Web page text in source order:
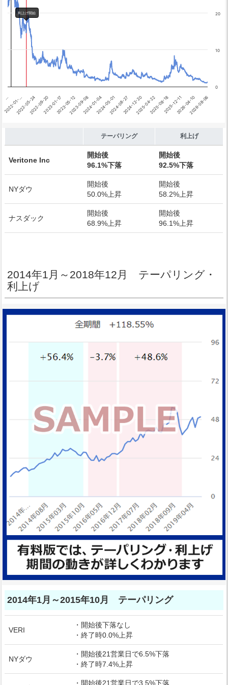
利上げ開始
利上げ開始
…
2022-01-…2022-05-242022-09-202023-01-172023-05-122023-09-082024-01-042024-05-012024-08-272024-12-202025-04-222025-08-182025-12-112026-04-102026-08-06
0
10
20
テーパリング 利上げ
Veritone Inc
開始後
96.1%下落
開始後
92.5%下落
NYダウ
開始後
50.0%上昇
開始後
58.2%上昇
ナスダック
開始後
68.9%上昇
開始後
96.1%上昇
2014年1月～2018年12月 テーパリング・
利上げ
2014年1月～2015年10月 テーパリング
VERI
・開始後下落なし
・終了時0.0%上昇
NYダウ
・開始後21営業日で6.5%下落
・終了時7.4%上昇
・開始後21営業日で3.5%下落